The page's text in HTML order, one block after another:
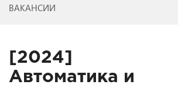
ВАКАНСИИ
[2024]
Автоматика и